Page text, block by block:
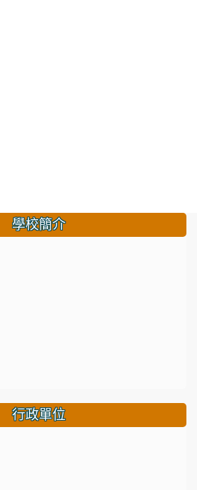
學校簡介
行政單位